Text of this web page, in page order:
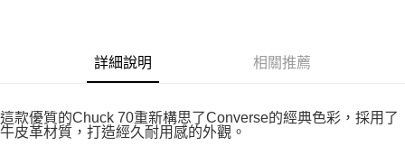
詳細說明 相關推薦
這款優質的Chuck 70重新構思了Converse的經典色彩，採用了
牛皮革材質，打造經久耐用感的外觀。